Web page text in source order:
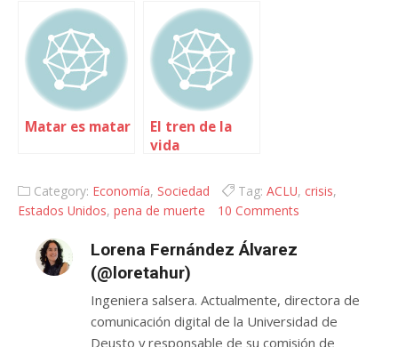
Matar es matar
El tren de la
vida
Category: Economía, Sociedad Tag: ACLU, crisis,
Estados Unidos, pena de muerte 10 Comments
Lorena Fernández Álvarez
(@loretahur)
Ingeniera salsera. Actualmente, directora de
comunicación digital de la Universidad de
Deusto y responsable de su comisión de